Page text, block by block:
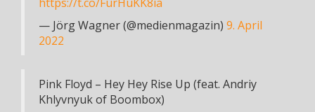
— Jörg Wagner (@medienmagazin) 9. April
2022
Pink Floyd – Hey Hey Rise Up (feat. Andriy
Khlyvnyuk of Boombox)